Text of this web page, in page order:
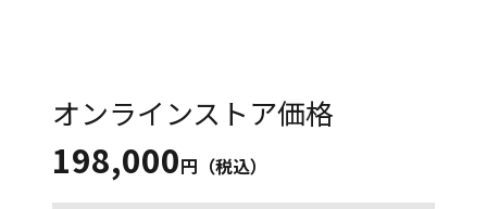
オンラインストア価格
198,000円（税込）